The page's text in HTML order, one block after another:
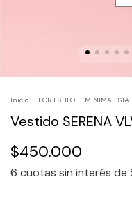
Inicio . POR ESTILO . MINIMALISTA
Vestido SERENA
$450.000
6 cuotas sin interés de